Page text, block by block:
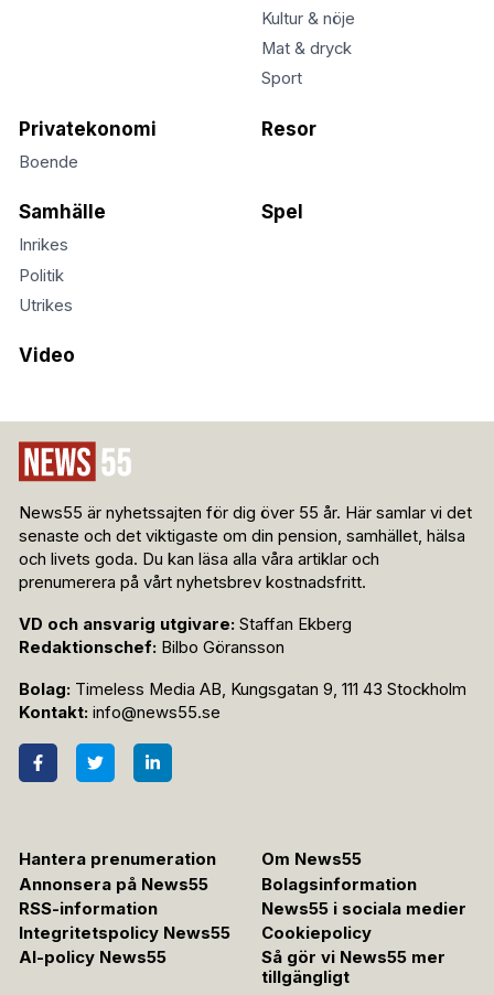
Kultur & nöje
Mat & dryck
Sport
Privatekonomi
Boende
Resor
Samhälle
Inrikes
Politik
Utrikes
Spel
Video
News55 är nyhetssajten för dig över 55 år. Här samlar vi det
senaste och det viktigaste om din pension, samhället, hälsa
och livets goda. Du kan läsa alla våra artiklar och
prenumerera på vårt nyhetsbrev kostnadsfritt.
VD och ansvarig utgivare: Staffan Ekberg
Redaktionschef: Bilbo Göransson
Bolag: Timeless Media AB, Kungsgatan 9, 111 43 Stockholm
Kontakt: info@news55.se
Hantera prenumeration
Om News55
Annonsera på News55
Bolagsinformation
RSS-information
News55 i sociala medier
Integritetspolicy News55
Cookiepolicy
AI-policy News55
Så gör vi News55 mer
tillgängligt